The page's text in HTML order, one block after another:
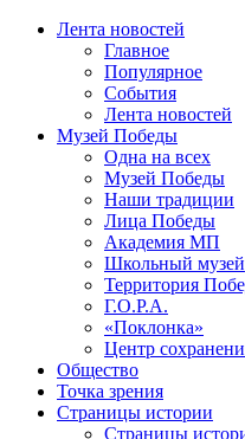
Лента новостей
Главное
Популярное
События
Лента новостей
Музей Победы
Одна на всех
Музей Победы
Наши традиции
Лица Победы
Академия МП
Школьный музей
Территория
Г.О.Р.А.
«Поклонка»
Центр
Общество
Точка зрения
Страницы истории
Страницы